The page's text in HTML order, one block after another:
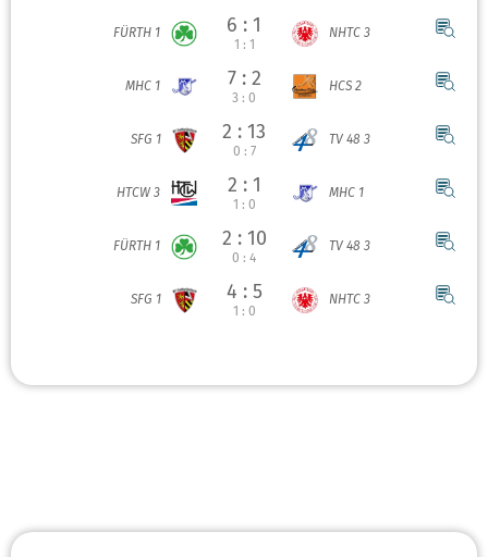
FÜRTH 1 6 : 1
1 : 1
NHTC 3
MHC 1 7 : 2
3 : 0
HCS 2
SFG 1 2 : 13
0 : 7
TV 48 3
HTCW 3 2 : 1
1 : 0
MHC 1
FÜRTH 1 2 : 10
0 : 4
TV 48 3
SFG 1 4 : 5
1 : 0
NHTC 3